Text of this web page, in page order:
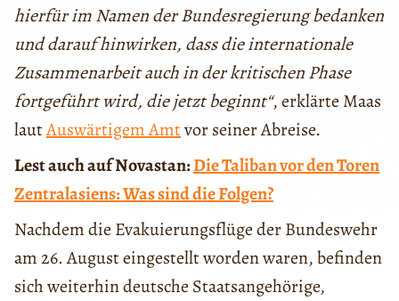
hierfür im Namen der Bundesregierung bedanken
und darauf hinwirken, dass die internationale
Zusammenarbeit auch in der kritischen Phase
fortgeführt wird, die jetzt beginnt“, erklärte Maas
lautAuswärtigem Amtvor seiner Abreise.
Lest auch auf Novastan:Die Taliban vor den Toren
Zentralasiens: Was sind die Folgen?
Nachdem die Evakuierungsflüge der Bundeswehr
am 26. August eingestellt worden waren, befinden
sich weiterhin deutsche Staatsangehörige,